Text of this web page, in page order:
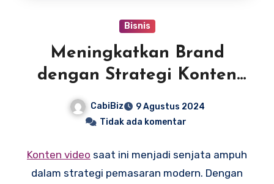
Bisnis
Meningkatkan Brand
dengan Strategi Konten
CabiBiz
9 Agustus 2024
Tidak ada komentar
Konten video saat ini menjadi senjata ampuh
dalam strategi pemasaran modern. Dengan